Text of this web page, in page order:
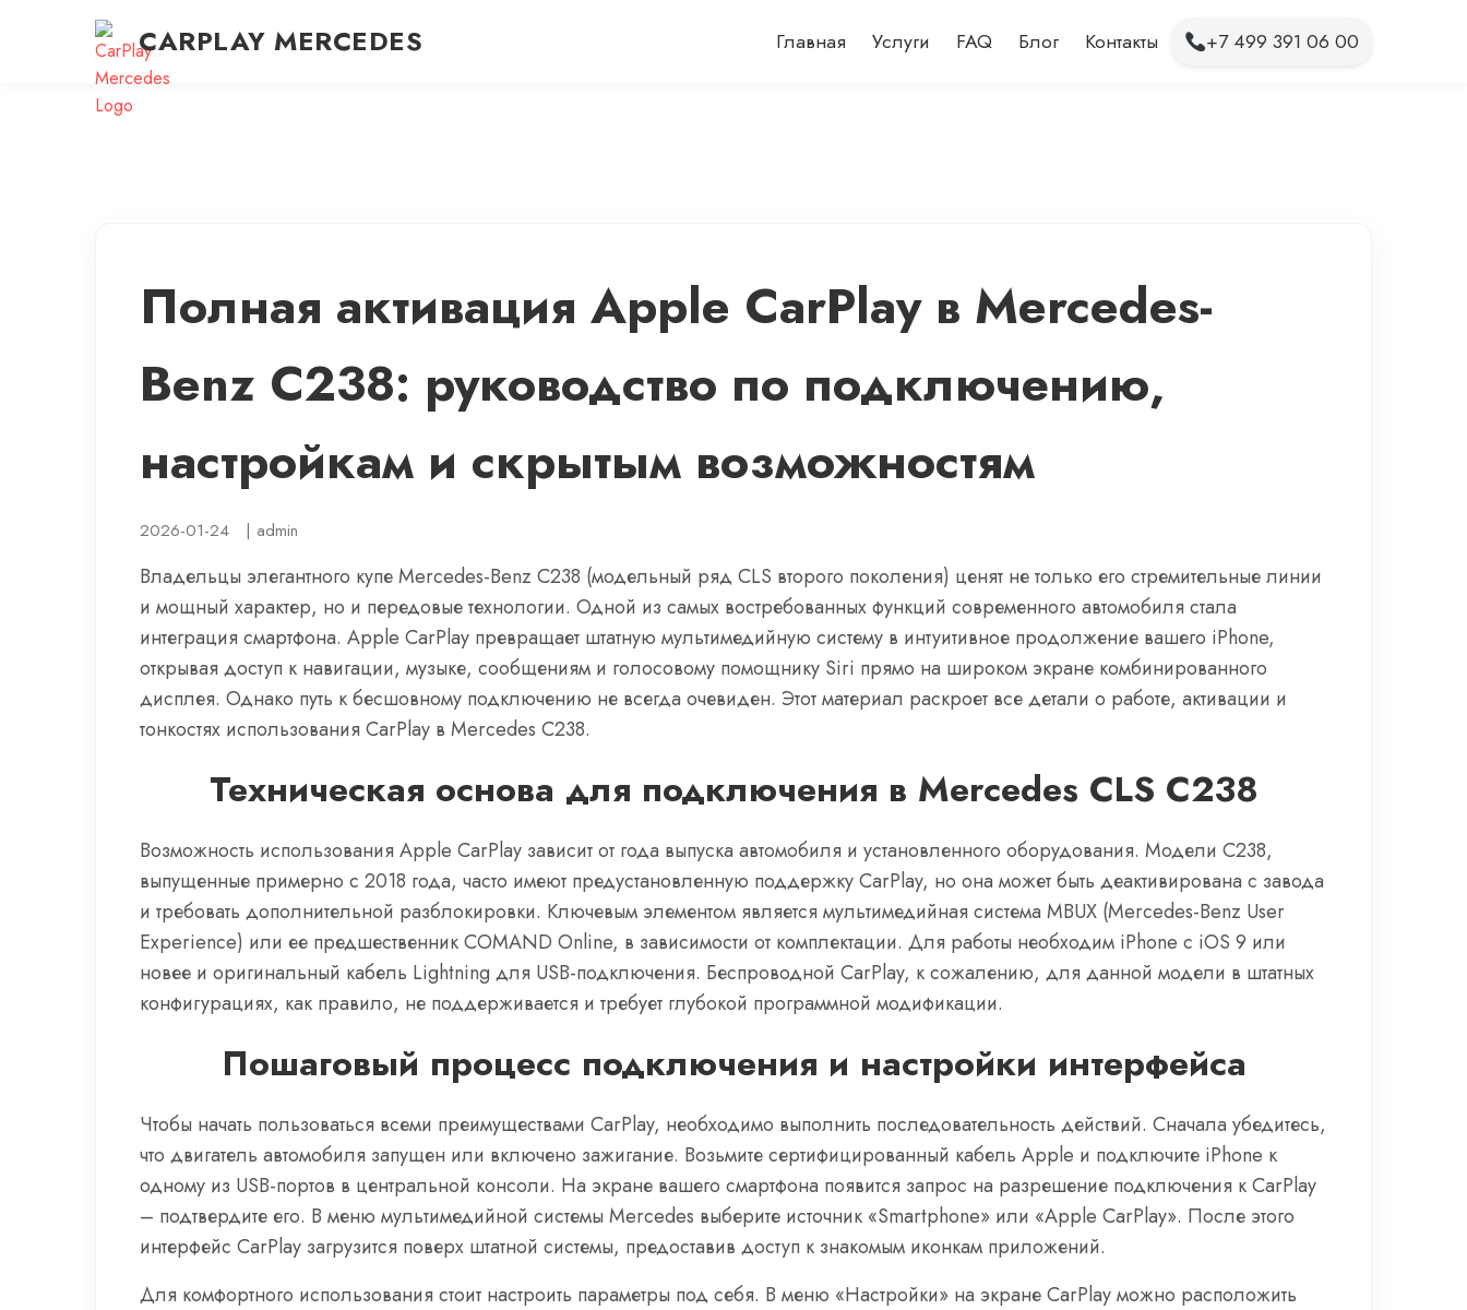
CARPLAY MERCEDES Главная Услуги FAQ Блог Контакты +7 499 391 06 00
Полная активация Apple CarPlay в Mercedes-
Benz C238: руководство по подключению,
настройкам и скрытым возможностям
2026-01-24 | admin
Владельцы элегантного купе Mercedes-Benz C238 (модельный ряд CLS второго поколения) ценят не только его стремительные линии
и мощный характер, но и передовые технологии. Одной из самых востребованных функций современного автомобиля стала
интеграция смартфона. Apple CarPlay превращает штатную мультимедийную систему в интуитивное продолжение вашего iPhone,
открывая доступ к навигации, музыке, сообщениям и голосовому помощнику Siri прямо на широком экране комбинированного
дисплея. Однако путь к бесшовному подключению не всегда очевиден. Этот материал раскроет все детали о работе, активации и
тонкостях использования CarPlay в Mercedes C238.
Техническая основа для подключения в Mercedes CLS C238
Возможность использования Apple CarPlay зависит от года выпуска автомобиля и установленного оборудования. Модели C238,
выпущенные примерно с 2018 года, часто имеют предустановленную поддержку CarPlay, но она может быть деактивирована с завода
и требовать дополнительной разблокировки. Ключевым элементом является мультимедийная система MBUX (Mercedes-Benz User
Experience) или ее предшественник COMAND Online, в зависимости от комплектации. Для работы необходим iPhone с iOS 9 или
новее и оригинальный кабель Lightning для USB-подключения. Беспроводной CarPlay, к сожалению, для данной модели в штатных
конфигурациях, как правило, не поддерживается и требует глубокой программной модификации.
Пошаговый процесс подключения и настройки интерфейса
Чтобы начать пользоваться всеми преимуществами CarPlay, необходимо выполнить последовательность действий. Сначала убедитесь,
что двигатель автомобиля запущен или включено зажигание. Возьмите сертифицированный кабель Apple и подключите iPhone к
одному из USB-портов в центральной консоли. На экране вашего смартфона появится запрос на разрешение подключения к CarPlay
– подтвердите его. В меню мультимедийной системы Mercedes выберите источник «Smartphone» или «Apple CarPlay». После этого
интерфейс CarPlay загрузится поверх штатной системы, предоставив доступ к знакомым иконкам приложений.
Для комфортного использования стоит настроить параметры под себя. В меню «Настройки» на экране CarPlay можно расположить